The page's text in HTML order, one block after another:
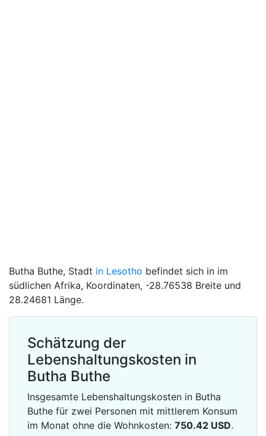
Butha Buthe, Stadt in Lesotho befindet sich in im
südlichen Afrika, Koordinaten, -28.76538 Breite und
28.24681 Länge.
Schätzung der
Lebenshaltungskosten in
Butha Buthe
Insgesamte Lebenshaltungskosten in Butha
Buthe für zwei Personen mit mittlerem Konsum
im Monat ohne die Wohnkosten: 750.42 USD.